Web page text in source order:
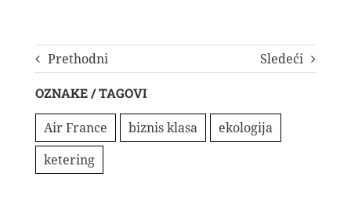
Prethodni Sledeći
OZNAKE / TAGOVI
Air France biznis klasa
ekologija
ketering